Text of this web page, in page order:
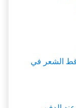
الشعر في